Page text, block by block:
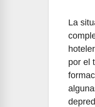
La
por el